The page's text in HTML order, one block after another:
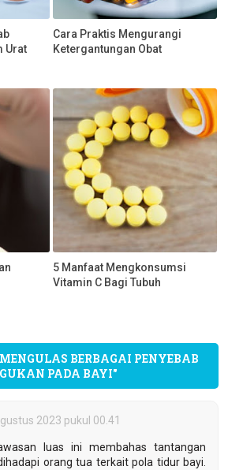
Urat
Cara Praktis Mengurangi
Ketergantungan Obat
5 Manfaat Mengkonsumsi
Vitamin C Bagi Tubuh
BERBAGAI PENYEBAB
PADA BAYI"
2023 pukul 00.41
luas ini membahas tantangan
orang tua terkait pola tidur bayi.